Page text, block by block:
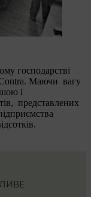
господарстві
Contra. Маючи вагу
і
представлених